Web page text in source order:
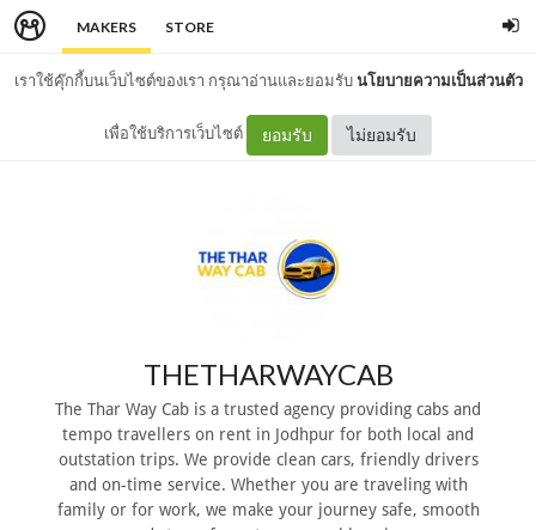
MAKERS STORE
เราใช้คุ๊กกี้บนเว็บไซต์ของเรา กรุณาอ่านและยอมรับนโยบายความเป็นส่วนตัว
เพื่อใช้บริการเว็บไซต์ ยอมรับ ไม่ยอมรับ
THETHARWAYCAB
The Thar Way Cab is a trusted agency providing cabs and
tempo travellers on rent in Jodhpur for both local and
outstation trips. We provide clean cars, friendly drivers
and on-time service. Whether you are traveling with
family or for work, we make your journey safe, smooth